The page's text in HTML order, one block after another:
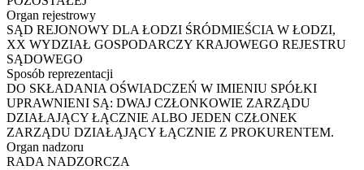
Organ rejestrowy
SĄD REJONOWY DLA ŁODZI ŚRÓDMIEŚCIA W ŁODZI,
XX WYDZIAŁ GOSPODARCZY KRAJOWEGO REJESTRU
SĄDOWEGO
Sposób reprezentacji
DO SKŁADANIA OŚWIADCZEŃ W IMIENIU SPÓŁKI
UPRAWNIENI SĄ: DWAJ CZŁONKOWIE ZARZĄDU
DZIAŁAJĄCY ŁĄCZNIE ALBO JEDEN CZŁONEK
ZARZĄDU DZIAŁĄJĄCY ŁĄCZNIE Z PROKURENTEM.
Organ nadzoru
RADA NADZORCZA